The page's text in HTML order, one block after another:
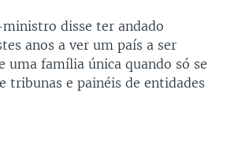
disse ter andado
anos a ver um país a ser
uma família única quando só se
tribunas e painéis de entidades